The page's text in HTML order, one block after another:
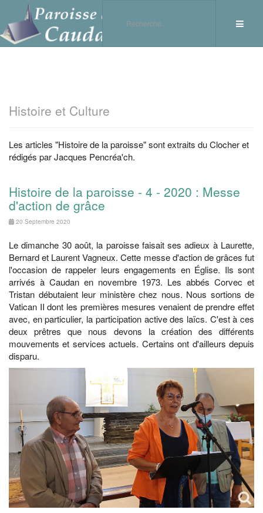
Histoire et Culture
Les articles "Histoire de la paroisse" sont extraits du Clocher et
rédigés par Jacques Pencréa'ch.
Histoire de la paroisse - 4 - 2020 : Messe
d'action de grâce
20 Septembre 2020
Le dimanche 30 août, la paroisse faisait ses adieux à Laurette,
Bernard et Laurent Vagneux. Cette messe d'action de grâces fut
l'occasion de rappeler leurs engagements en Église. Ils sont
arrivés à Caudan en novembre 1973. Les abbés Corvec et
Tristan débutaient leur ministère chez nous. Nous sortions de
Vatican II dont les premières mesures venaient de prendre effet
avec, en particulier, la participation active des laïcs. C'est à ces
deux prêtres que nous devons la création des différents
mouvements et services actuels. Certains ont d'ailleurs depuis
disparu.